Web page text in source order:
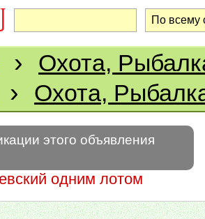
› Охота,
› Охота,
этого объявления
одним лотом